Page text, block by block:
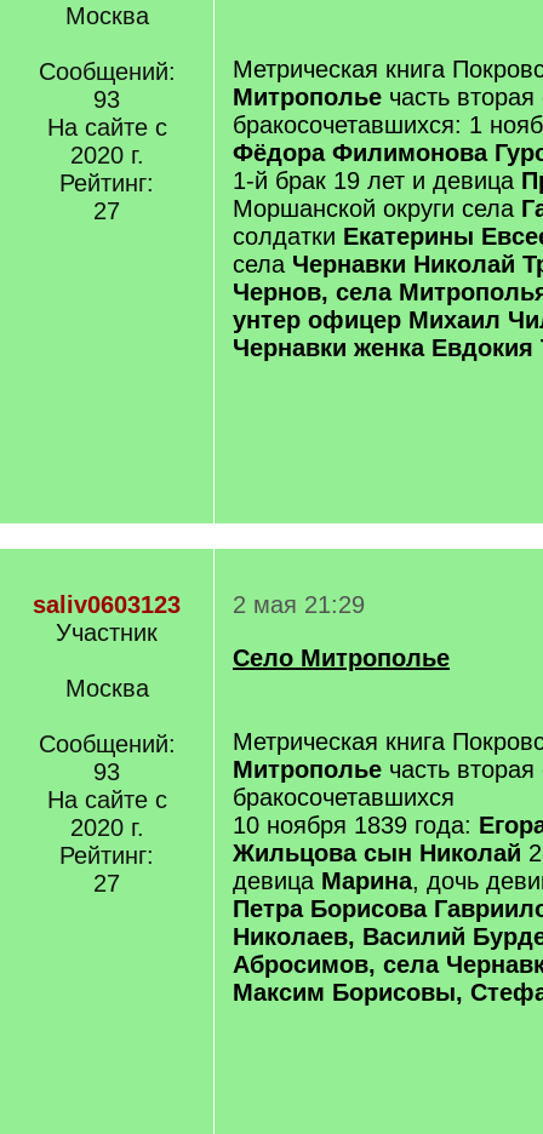
Москва
Сообщений:
93
На сайте с
2020 г.
Рейтинг:
27
Метрическая книга
Митрополье часть вторая
бракосочетавшихся: 1
Фёдора Филимонова
1-й брак 19 лет и девица
Моршанской округи села
солдатки Екатерины
села Чернавки Николай
Чернов, села
унтер офицер Михаил
Чернавки женка Евдокия
saliv0603123
Участник
Москва
Сообщений:
93
На сайте с
2020 г.
Рейтинг:
27
2 мая 21:29
Село Митрополье
Метрическая книга
Митрополье часть вторая
бракосочетавшихся
10 ноября 1839 года:
Жильцова сын Николай
девица Марина, дочь
Петра Борисова
Николаев, Василий
Абросимов, села
Максим Борисовы,